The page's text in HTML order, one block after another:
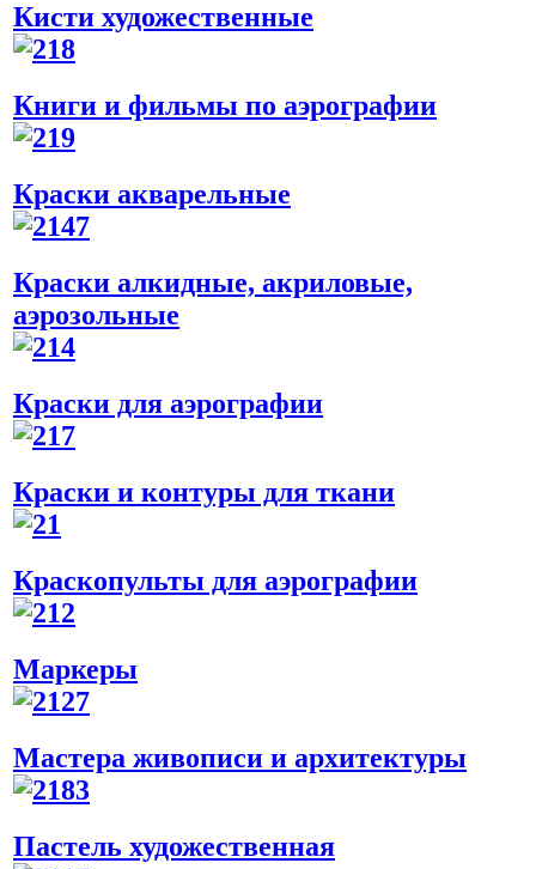
Кисти художественные
Книги и фильмы по аэрографии
Краски акварельные
Краски алкидные, акриловые,
аэрозольные
Краски для аэрографии
Краски и контуры для ткани
Краскопульты для аэрографии
Маркеры
Мастера живописи и архитектуры
Пастель художественная